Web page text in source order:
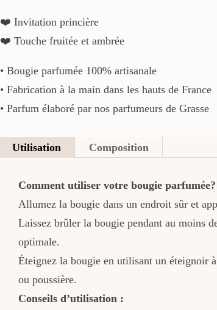
❤️ Invitation princière
❤️ Touche fruitée et ambrée
• Bougie parfumée 100% artisanale
• Fabrication à la main dans les hauts de France
• Parfum élaboré par nos parfumeurs de Grasse
Utilisation Composition
Comment utiliser votre bougie parfumée?
Allumez la bougie dans un endroit sûr et
Laissez brûler la bougie pendant au moins
optimale.
Éteignez la bougie en utilisant un éteignoir
ou poussière.
Conseils d’utilisation :